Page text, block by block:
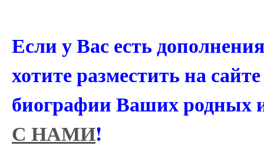
Если у Вас есть
хотите разместить на
биографии Ваших родных
С НАМИ!